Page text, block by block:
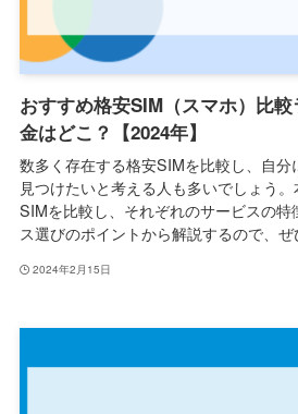
おすすめ格安SIM（スマホ）比
金はどこ？【2024年】
数多く存在する格安SIMを比較し、自分
見つけたいと考える人も多いでしょう
SIMを比較し、それぞれのサービスの
ス選びのポイントから解説するので、ぜ
2024年2月15日